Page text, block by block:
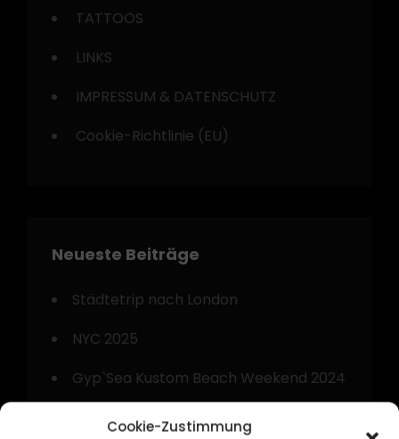
Cookie-Zustimmung
TATTOOS
LINKS
IMPRESSUM & DATENSCHUTZ
Cookie-Richtlinie (EU)
Neueste Beiträge
Städtetrip nach London
NYC 2025
Gyp`Sea Kustom Beach Weekend 2024
Kurztrip nach Amsterdam